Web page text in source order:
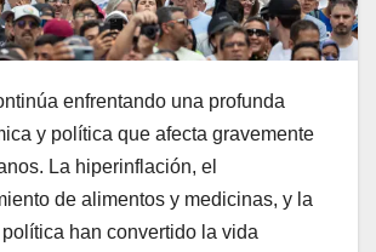
enfrentando una profunda
y política que afecta gravemente
La hiperinflación, el
de alimentos y medicinas, y la
han convertido la vida